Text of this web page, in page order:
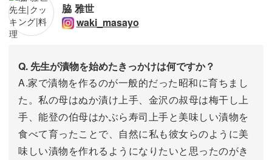
脇 雅世
waki_masayo
Q. 先生が漬物を始めたきっかけは何ですか？
A.家で漬物を作るのが一般的だった昭和に育ちまし
た。私の母はぬか漬け上手、金沢の叔母は梅干し上
手、能登の伯母はかぶら寿司上手と美味しい漬物を
食べて育ったことで、自然に私も彼女らのように美
味しい漬物を作れるようになりたいと思ったのがき